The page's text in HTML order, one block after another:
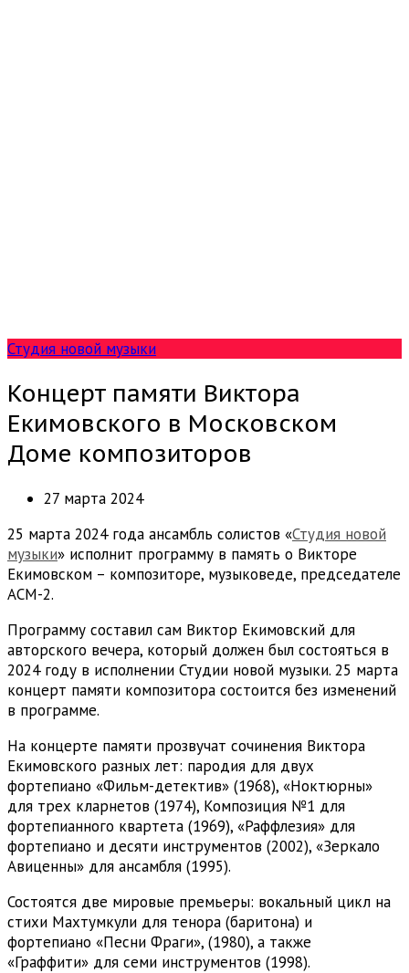
Студия новой музыки
Концерт памяти Виктора
Екимовского в Московском
Доме композиторов
27 марта 2024
25 марта 2024 года ансамбль солистов «Студия новой
музыки» исполнит программу в память о Викторе
Екимовском – композиторе, музыковеде, председателе
АСМ-2.
Программу составил сам Виктор Екимовский для
авторского вечера, который должен был состояться в
2024 году в исполнении Студии новой музыки. 25 марта
концерт памяти композитора состоится без изменений
в программе.
На концерте памяти прозвучат сочинения Виктора
Екимовского разных лет: пародия для двух
фортепиано «Фильм-детектив» (1968), «Ноктюрны»
для трех кларнетов (1974), Композиция №1 для
фортепианного квартета (1969), «Раффлезия» для
фортепиано и десяти инструментов (2002), «Зеркало
Авиценны» для ансамбля (1995).
Состоятся две мировые премьеры: вокальный цикл на
стихи Махтумкули для тенора (баритона) и
фортепиано «Песни Фраги», (1980), а также
«Граффити» для семи инструментов (1998).